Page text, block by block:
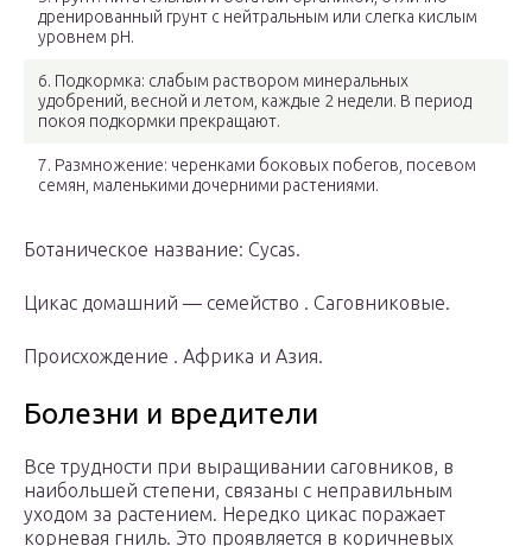
дренированный грунт с нейтральным или слегка кислым
уровнем рН.
6. Подкормка: слабым раствором минеральных
удобрений, весной и летом, каждые 2 недели. В период
покоя подкормки прекращают.
7. Размножение: черенками боковых побегов, посевом
семян, маленькими дочерними растениями.
Ботаническое название: Cycas.
Цикас домашний — семейство . Саговниковые.
Происхождение . Африка и Азия.
Болезни и вредители
Все трудности при выращивании саговников, в
наибольшей степени, связаны с неправильным
уходом за растением. Нередко цикас поражает
корневая гниль. Это проявляется в коричневых